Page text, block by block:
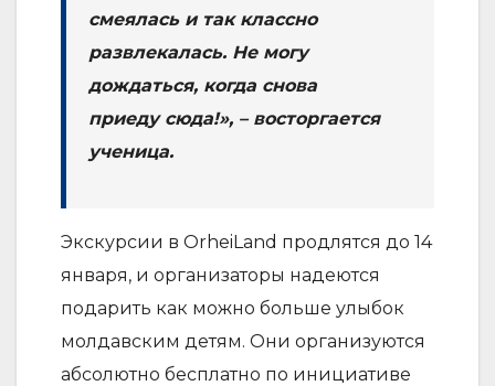
смеялась и так классно
развлекалась. Не могу
дождаться, когда снова
приеду сюда!», – восторгается
ученица.
Экскурсии в OrheiLand продлятся до 14
января, и организаторы надеются
подарить как можно больше улыбок
молдавским детям. Они организуются
абсолютно бесплатно по инициативе